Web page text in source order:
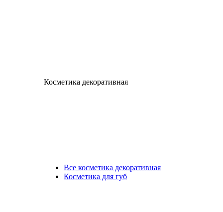
Косметика декоративная
Все косметика декоративная
Косметика для губ